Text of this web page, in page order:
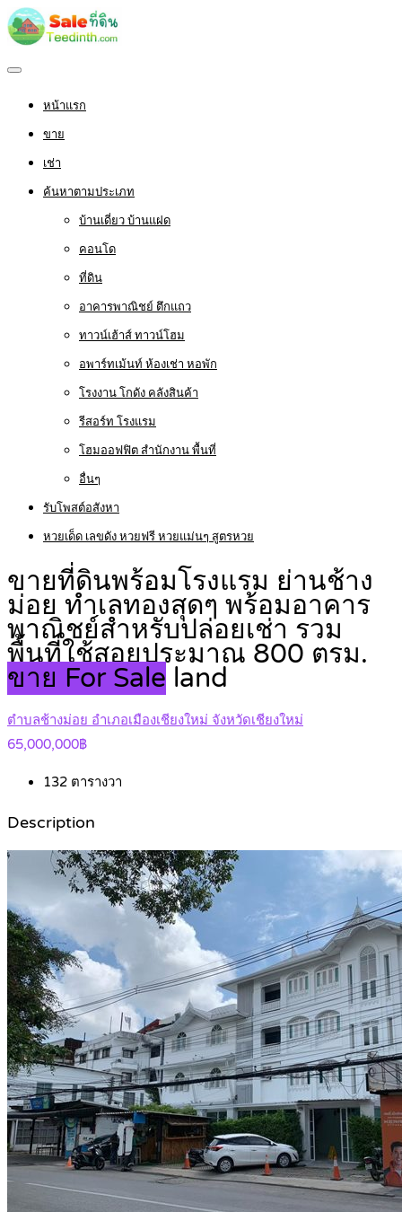
หน้าแรก
ขาย
เช่า
ค้นหาตามประเภท
บ้านเดี่ยว บ้านแฝด
คอนโด
ที่ดิน
อาคารพาณิชย์ ตึกแถว
ทาวน์เฮ้าส์ ทาวน์โฮม
อพาร์ทเม้นท์ ห้องเช่า หอพัก
โรงงาน โกดัง คลังสินค้า
รีสอร์ท โรงแรม
โฮมออฟฟิต สำนักงาน พื้นที่
อื่นๆ
รับโพสต์อสังหา
หวยเด็ด เลขดัง หวยฟรี หวยแม่นๆ สูตรหวย
ขายที่ดินพร้อมโรงแรม ย่านช้าง
ม่อย ทำเลทองสุดๆ พร้อมอาคาร
พาณิชย์สำหรับปล่อยเช่า รวม
พื้นที่ใช้สอยประมาณ 800 ตรม.
ขาย For Sale land
ตำบลช้างม่อย อำเภอเมืองเชียงใหม่ จังหวัดเชียงใหม่
65,000,000฿
132 ตารางวา
Description